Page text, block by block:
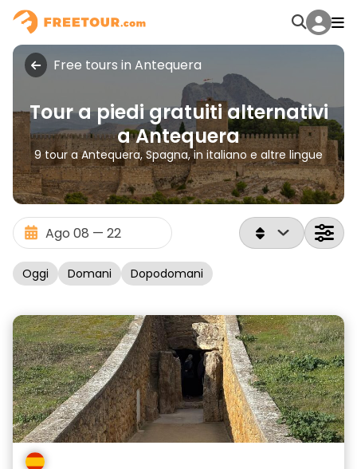
Free tours in Antequera
Tour a piedi gratuiti alternativi
a Antequera
9 tour a Antequera, Spagna, in italiano e altre lingue
Oggi Domani Dopodomani